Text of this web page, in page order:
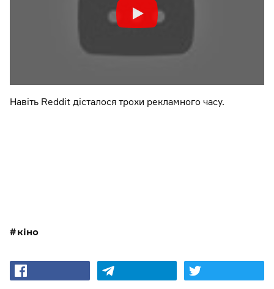
Навіть Reddit дісталося трохи рекламного часу.
кіно